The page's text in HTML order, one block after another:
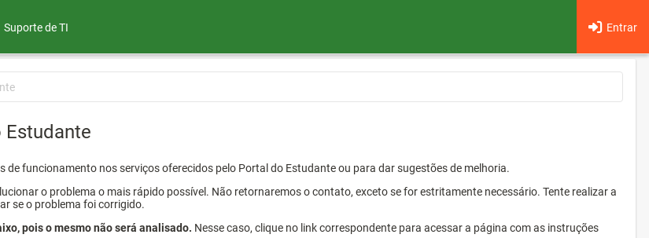
Entrar
Suporte de TI
Estudante
de funcionamento nos serviços oferecidos pelo Portal do Estudante ou para dar sugestões de melhoria.
o problema o mais rápido possível. Não retornaremos o contato, exceto se for estritamente necessário. Tente realizar a
se o problema foi corrigido.
pois o mesmo não será analisado. Nesse caso, clique no link correspondente para acessar a página com as instruções